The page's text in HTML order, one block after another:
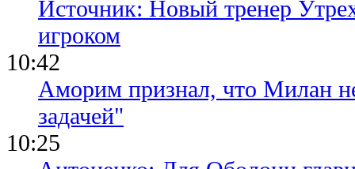
Источник: Новый тренер
игроком
10:42
Аморим признал, что Милан
задачей"
10:25